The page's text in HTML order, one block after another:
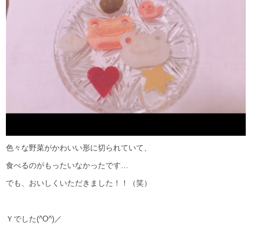
色々な野菜がかわいい形に切られていて、
食べるのがもったいなかったです…
でも、おいしくいただきました！！（笑）
Ｙでした(^O^)／